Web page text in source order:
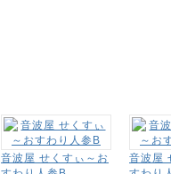
音波屋 せくすぃ～お
音波屋